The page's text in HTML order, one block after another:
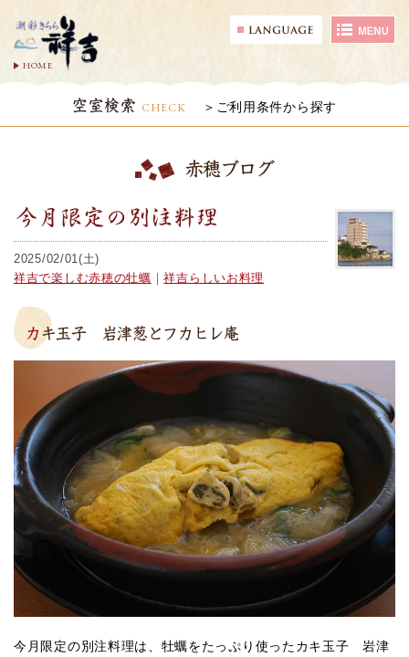
HOME
空室検索 CHECK ご利用条件から探す
赤穂ブログ
今月限定の別注料理
2025/02/01(土)
祥吉で楽しむ赤穂の牡蠣 ｜祥吉らしいお料理
カキ玉子 岩津葱とフカヒレ庵
今月限定の別注料理は、牡蠣をたっぷり使ったカキ玉子 岩津